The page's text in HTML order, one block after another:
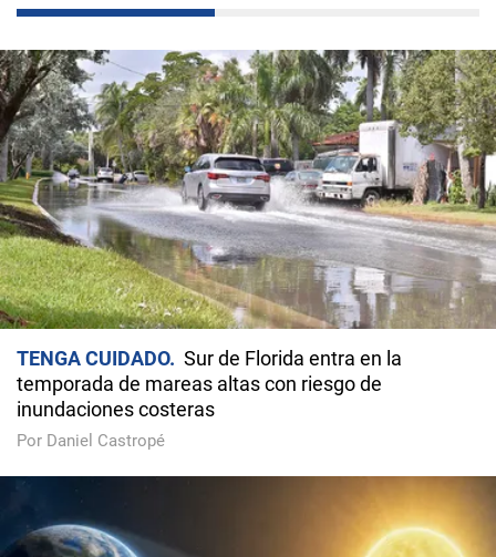
TENGA CUIDADO
Sur de Florida entra en la
temporada de mareas altas con riesgo de
inundaciones costeras
Por Daniel Castropé